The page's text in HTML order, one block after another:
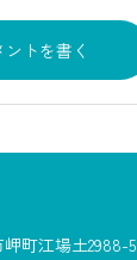
町江場土2988-5